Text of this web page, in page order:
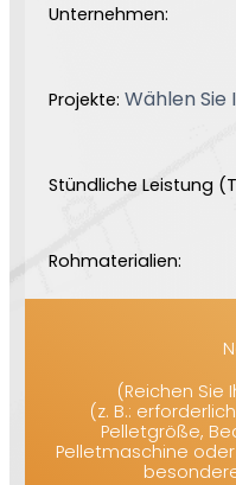
Unternehmen:
Projekte:
Stündliche Leistung
Rohmaterialien:
(Reichen Sie
(z. B.:
Pelletgröße,
Pelletmaschine